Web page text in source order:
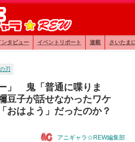
ンタビュー イベントリポート 連載 さいたま
刃
」 鬼「普通に喋りま
豆子が話せなかったワケ
おはよう」だったのか？
アニギャラ☆REW編集部